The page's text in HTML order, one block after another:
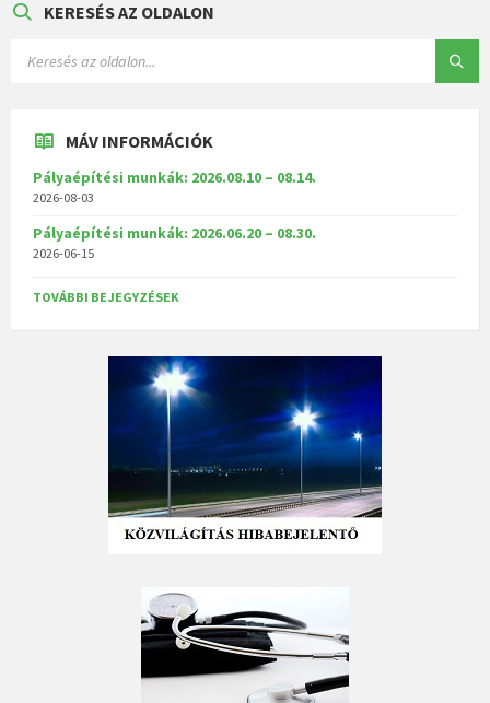
KERESÉS AZ OLDALON
MÁV INFORMÁCIÓK
Pályaépítési munkák: 2026.08.10 – 08.14.
2026-08-03
Pályaépítési munkák: 2026.06.20 – 08.30.
2026-06-15
TOVÁBBI BEJEGYZÉSEK